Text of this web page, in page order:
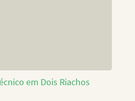
em Dois Riachos